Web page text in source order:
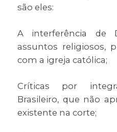
são eles:
A interferência de
assuntos religiosos,
com a igreja católica;
Críticas por
Brasileiro, que não
existente na corte;